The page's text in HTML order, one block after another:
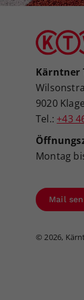
Kärntner
9020
Tel.: +43
Montag
Mail
©2026,